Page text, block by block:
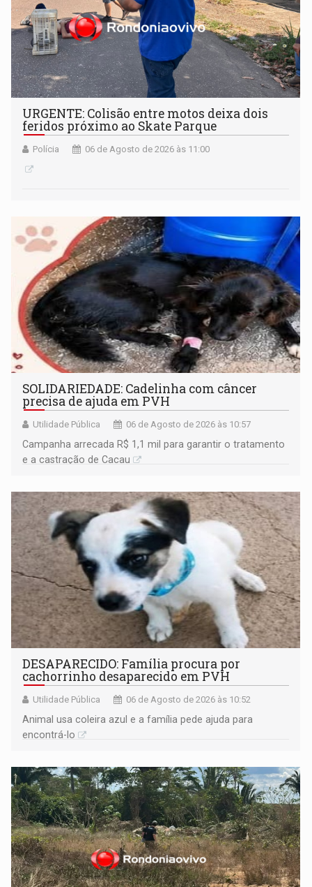
URGENTE: Colisão entre motos deixa dois
feridos próximo ao Skate Parque
Polícia 06 de Agosto de 2026 às 11:00
SOLIDARIEDADE: Cadelinha com câncer
precisa de ajuda em PVH
Utilidade Pública 06 de Agosto de 2026 às 10:57
Campanha arrecada R$ 1,1 mil para garantir o tratamento
e a castração de Cacau
DESAPARECIDO: Família procura por
cachorrinho desaparecido em PVH
Utilidade Pública 06 de Agosto de 2026 às 10:52
Animal usa coleira azul e a família pede ajuda para
encontrá-lo